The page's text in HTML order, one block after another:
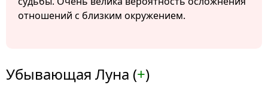
отношений с близким окружением.
Убывающая Луна (+)